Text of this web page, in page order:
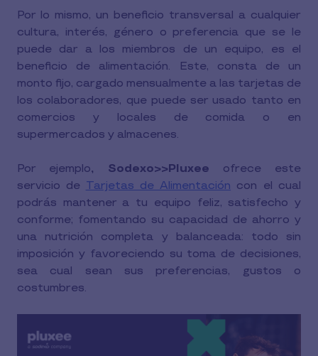
Por lo mismo, un beneficio transversal a cualquier
cultura, interés, género o preferencia que se le
puede dar a los miembros de un equipo, es el
beneficio de alimentación. Este, consta de un
monto fijo, cargado mensualmente a las tarjetas de
los colaboradores, que puede ser usado tanto en
comercios y locales de comida o en
supermercados y almacenes.
Por ejemplo, Sodexo>>Pluxee ofrece este
servicio de Tarjetas de Alimentación con el cual
podrás mantener a tu equipo feliz, satisfecho y
conforme; fomentando su capacidad de ahorro y
una nutrición completa y balanceada: todo sin
imposición y favoreciendo su toma de decisiones,
sea cual sean sus preferencias, gustos o
costumbres.